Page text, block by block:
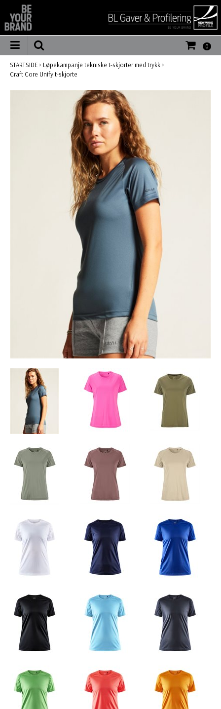
0
STARTSIDE> Løpekampanje tekniske t-skjorter med trykk>
Craft Core Unify t-skjorte